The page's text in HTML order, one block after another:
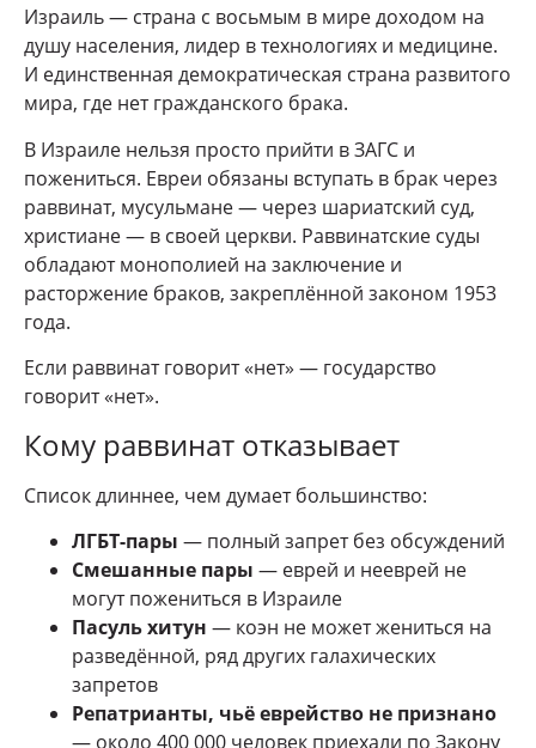
Израиль — страна с восьмым в мире доходом на
душу населения, лидер в технологиях и медицине.
И единственная демократическая страна развитого
мира, где нет гражданского брака.
В Израиле нельзя просто прийти в ЗАГС и
пожениться. Евреи обязаны вступать в брак через
раввинат, мусульмане — через шариатский суд,
христиане — в своей церкви. Раввинатские суды
обладают монополией на заключение и
расторжение браков, закреплённой законом 1953
года.
Если раввинат говорит «нет» — государство
говорит «нет».
Кому раввинат отказывает
Список длиннее, чем думает большинство:
ЛГБТ-пары — полный запрет без обсуждений
Смешанные пары — еврей и нееврей не
могут пожениться в Израиле
Пасуль хитун — коэн не может жениться на
разведённой, ряд других галахических
запретов
Репатрианты, чьё еврейство не признано
— около 400 000 человек приехали по Закону